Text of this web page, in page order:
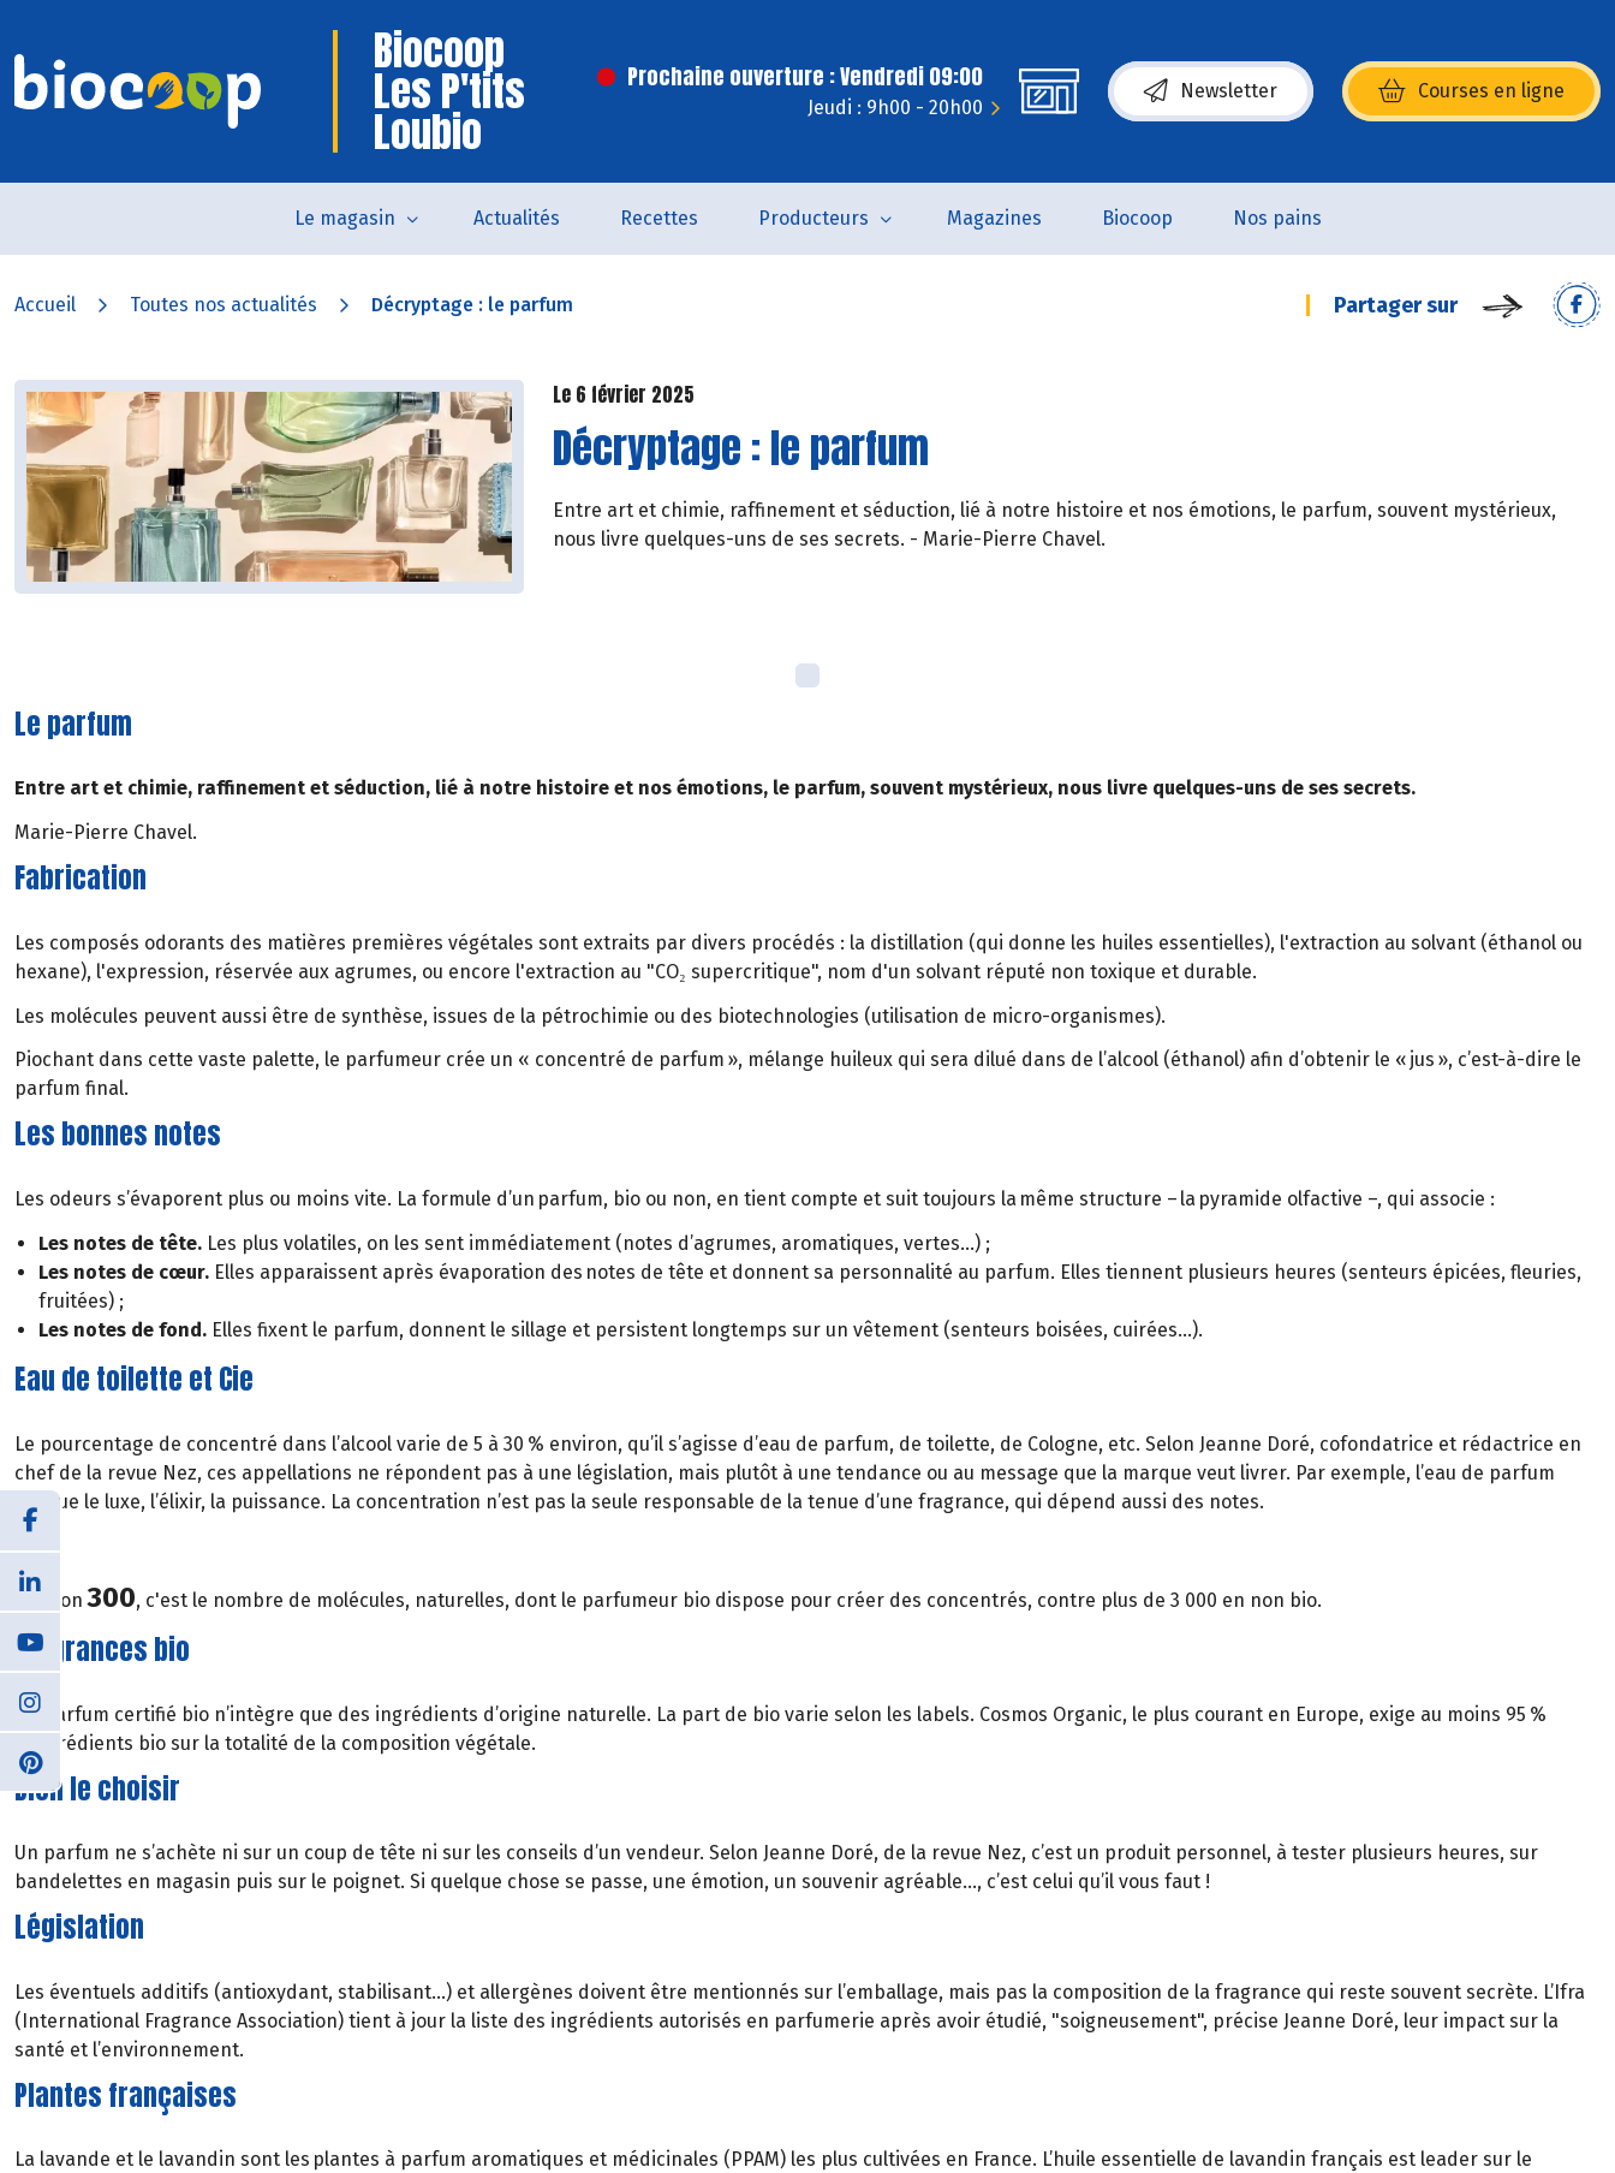
Biocoop
Les P'tits
Loubio
Prochaine ouverture : Vendredi 09:00
Jeudi : 9h00 - 20h00
Newsletter Courses en ligne
(s’ouvre dans une nouvelle fenêtre)
Le magasin Actualités Recettes Producteurs Magazines Biocoop Nos pains
Accueil Toutes nos actualités Décryptage : le parfum Partager sur
Le 6 février 2025
Décryptage : le parfum
Entre art et chimie, raffinement et séduction, lié à notre histoire et nos émotions, le parfum, souvent mystérieux,
nous livre quelques-uns de ses secrets. - Marie-Pierre Chavel.
Le parfum
Entre art et chimie, raffinement et séduction, lié à notre histoire et nos émotions, le parfum, souvent mystérieux, nous livre quelques-uns de ses secrets.
Marie-Pierre Chavel.
Fabrication
Les composés odorants des matières premières végétales sont extraits par divers procédés : la distillation (qui donne les huiles essentielles), l'extraction au solvant (éthanol ou
hexane), l'expression, réservée aux agrumes, ou encore l'extraction au "CO₂ supercritique", nom d'un solvant réputé non toxique et durable.
Les molécules peuvent aussi être de synthèse, issues de la pétrochimie ou des biotechnologies (utilisation de micro-organismes).
Piochant dans cette vaste palette, le parfumeur crée un « concentré de parfum », mélange huileux qui sera dilué dans de l’alcool (éthanol) afin d’obtenir le « jus », c’est-à-dire le
parfum final.
Les bonnes notes
Les odeurs s’évaporent plus ou moins vite. La formule d’un parfum, bio ou non, en tient compte et suit toujours la même structure – la pyramide olfactive –, qui associe :
Les notes de tête. Les plus volatiles, on les sent immédiatement (notes d’agrumes, aromatiques, vertes...) ;
Les notes de cœur. Elles apparaissent après évaporation des notes de tête et donnent sa personnalité au parfum. Elles tiennent plusieurs heures (senteurs épicées, fleuries,
fruitées) ;
Les notes de fond. Elles fixent le parfum, donnent le sillage et persistent longtemps sur un vêtement (senteurs boisées, cuirées…).
Eau de toilette et Cie
Le pourcentage de concentré dans l’alcool varie de 5 à 30 % environ, qu’il s’agisse d’eau de parfum, de toilette, de Cologne, etc. Selon Jeanne Doré, cofondatrice et rédactrice en
chef de la revue Nez, ces appellations ne répondent pas à une législation, mais plutôt à une tendance ou au message que la marque veut livrer. Par exemple, l’eau de parfum
évoque le luxe, l’élixir, la puissance. La concentration n’est pas la seule responsable de la tenue d’une fragrance, qui dépend aussi des notes.
Environ300, c'est le nombre de molécules, naturelles, dont le parfumeur bio dispose pour créer des concentrés, contre plus de 3 000 en non bio.
Fragrances bio
Un parfum certifié bio n’intègre que des ingrédients d’origine naturelle. La part de bio varie selon les labels. Cosmos Organic, le plus courant en Europe, exige au moins 95 %
d’ingrédients bio sur la totalité de la composition végétale.
Bien le choisir
Un parfum ne s’achète ni sur un coup de tête ni sur les conseils d’un vendeur. Selon Jeanne Doré, de la revue Nez, c’est un produit personnel, à tester plusieurs heures, sur
bandelettes en magasin puis sur le poignet. Si quelque chose se passe, une émotion, un souvenir agréable…, c’est celui qu’il vous faut !
Législation
Les éventuels additifs (antioxydant, stabilisant…) et allergènes doivent être mentionnés sur l’emballage, mais pas la composition de la fragrance qui reste souvent secrète. L’Ifra
(International Fragrance Association) tient à jour la liste des ingrédients autorisés en parfumerie après avoir étudié, "soigneusement", précise Jeanne Doré, leur impact sur la
santé et l’environnement.
Plantes françaises
La lavande et le lavandin sont les plantes à parfum aromatiques et médicinales (PPAM) les plus cultivées en France. L’huile essentielle de lavandin français est leader sur le